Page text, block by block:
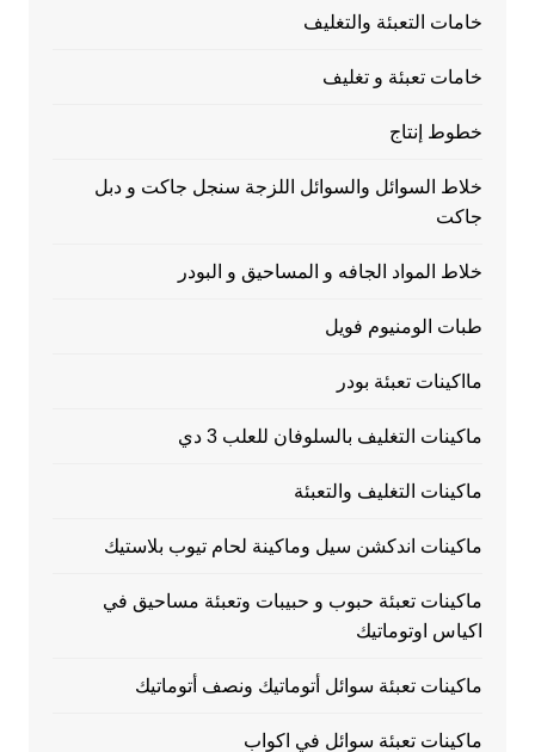
خامات التعبئة والتغليف
خامات تعبئة و تغليف
خطوط إنتاج
خلاط السوائل والسوائل اللزجة سنجل جاكت و دبل
جاكت
خلاط المواد الجافه و المساحيق و البودر
طبات الومنيوم فويل
مااكينات تعبئة بودر
ماكينات التغليف بالسلوفان للعلب 3 دي
ماكينات التغليف والتعبئة
ماكينات اندكشن سيل وماكينة لحام تيوب بلاستيك
ماكينات تعبئة حبوب و حبيبات وتعبئة مساحيق في
اكياس اوتوماتيك
ماكينات تعبئة سوائل أتوماتيك ونصف أتوماتيك
ماكينات تعبئة سوائل في اكواب